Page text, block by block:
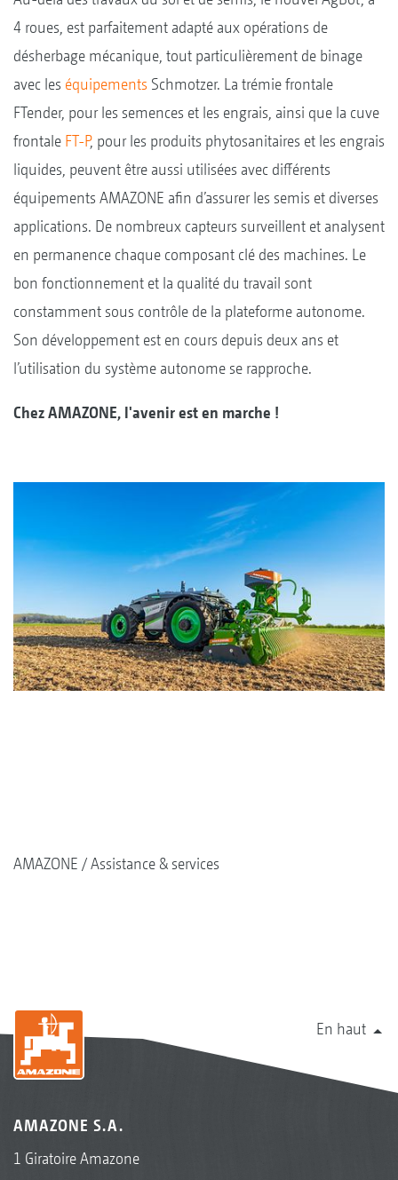
4 roues, est parfaitement adapté aux opérations de
désherbage mécanique, tout particulièrement de binage
avec les équipements Schmotzer. La trémie frontale
FTender, pour les semences et les engrais, ainsi que la cuve
frontale FT-P, pour les produits phytosanitaires et les engrais
liquides, peuvent être aussi utilisées avec différents
équipements AMAZONE afin d’assurer les semis et diverses
applications. De nombreux capteurs surveillent et analysent
en permanence chaque composant clé des machines. Le
bon fonctionnement et la qualité du travail sont
constamment sous contrôle de la plateforme autonome.
Son développement est en cours depuis deux ans et
l’utilisation du système autonome se rapproche.
Chez AMAZONE, l'avenir est en marche !
AMAZONE Assistance & services
En haut
AMAZONE S.A.
1 Giratoire Amazone